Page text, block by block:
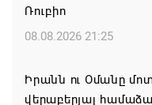
Ռուբիո
08.08.2026 21:25
Իրանն ու Օմանը մոտ
վերաբերյալ